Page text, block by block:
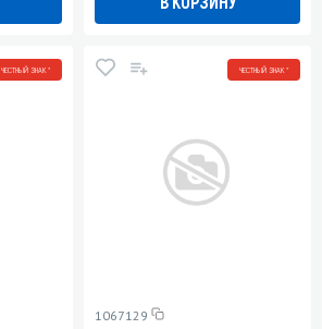
ЧЕСТНЫЙ ЗНАК * ЧЕСТНЫЙ ЗНАК *
1067129